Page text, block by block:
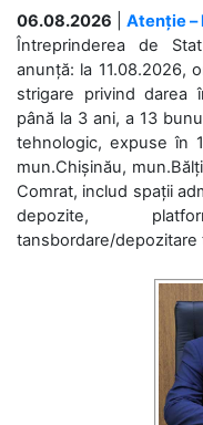
06.08.2026
Atenție
Întreprinderea de
anunță: la 11.08.2026,
strigare privind
până la 3 ani, a 13
tehnologic, expuse în
mun.Chișinău,
Comrat, includ spații
depozite,
tansbordare/depozitare